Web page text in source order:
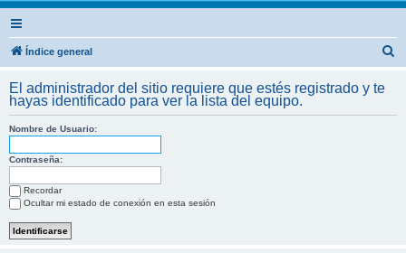
Índice general
c
El administrador del sitio requiere que estés registrado y te
hayas identificado para ver la lista del equipo.
Nombre de Usuario:
Contraseña:
Recordar
Ocultar mi estado de conexión en esta sesión